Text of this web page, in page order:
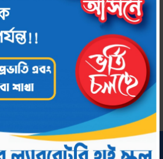
২০২২ জুনিয়র ল্যাবরেটরি হাই স্কুল